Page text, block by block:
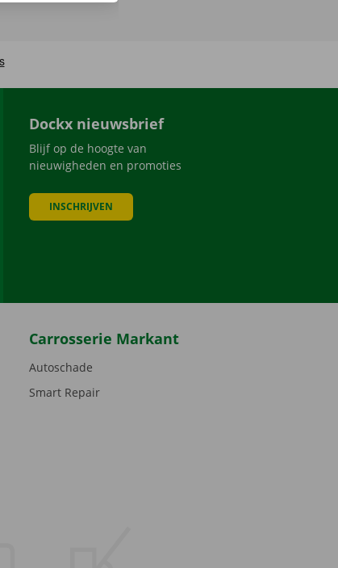
Dockx nieuwsbrief
Blijf op de hoogte van
nieuwigheden en promoties
INSCHRIJVEN
Carrosserie Markant
Autoschade
Smart Repair